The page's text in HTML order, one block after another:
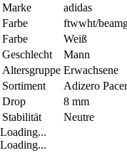
Marke
adidas
Farbe
ftwwht/
Farbe
Weiß
Geschlecht
Mann
Altersgruppe Erwachsene
Sortiment
Adizero Pacer
Drop
8 mm
Stabilität
Neutre
Loading...
Loading...